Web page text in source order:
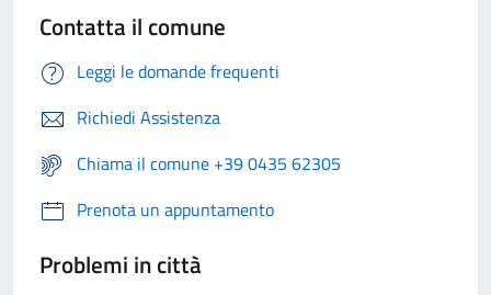
Contatta il comune
Leggi le domande frequenti
Richiedi Assistenza
Chiama il comune +39 0435 62305
Prenota un appuntamento
Problemi in città